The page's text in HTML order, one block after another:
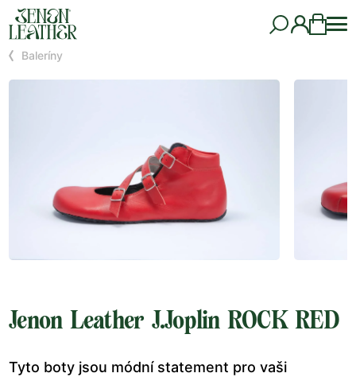
Baleríny
Jenon Leather J.Joplin ROCK RED
Tyto boty jsou módní statement pro vaši